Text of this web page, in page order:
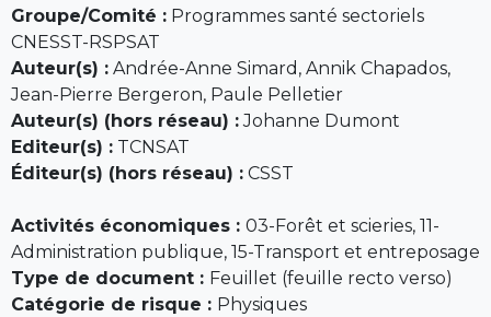
Groupe/Comité : Programmes santé sectoriels
CNESST-RSPSAT
Auteur(s) : Andrée-Anne Simard, Annik Chapados,
Jean-Pierre Bergeron, Paule Pelletier
Auteur(s) (hors réseau) :Johanne Dumont
Editeur(s) : TCNSAT
Éditeur(s) (hors réseau) : CSST
Activités économiques : 03-Forêt et scieries, 11-
Administration publique, 15-Transport et entreposage
Type de document : Feuillet (feuille recto verso)
Catégorie de risque : Physiques